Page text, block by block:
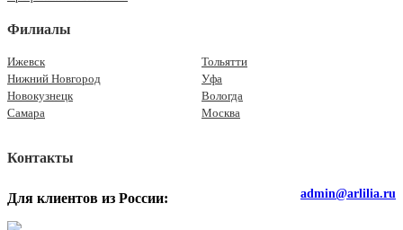
Филиалы
Ижевск
Нижний Новгород
Новокузнецк
Самара
Тольятти
Уфа
Вологда
Москва
Контакты
Для клиентов из России: admin@arlilia.ru